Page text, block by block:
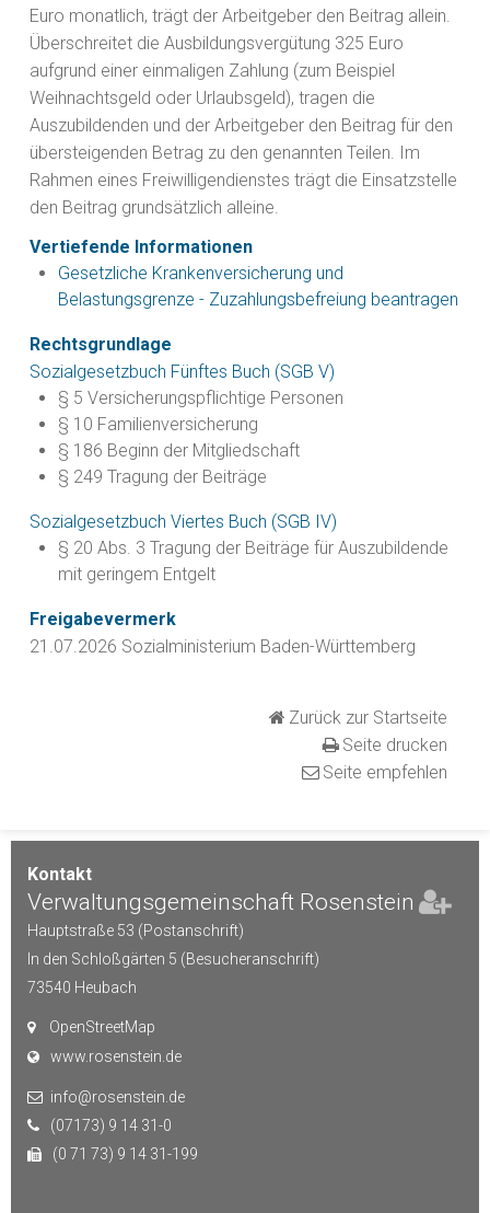
Kontakt
Verwaltungsgemeinschaft Rosenstein
Hauptstraße 53 (Postanschrift)
In den Schloßgärten 5 (Besucheranschrift)
73540 Heubach
OpenStreetMap
www.rosenstein.de
info@rosenstein.de
(07173) 9 14 31-0
(0 71 73) 9 14 31-199
Euro monatlich, trägt der Arbeitgeber den Beitrag allein.
Überschreitet die Ausbildungsvergütung 325 Euro
aufgrund einer einmaligen Zahlung (zum Beispiel
Weihnachtsgeld oder Urlaubsgeld), tragen die
Auszubildenden und der Arbeitgeber den Beitrag für den
übersteigenden Betrag zu den genannten Teilen. Im
Rahmen eines Freiwilligendienstes trägt die Einsatzstelle
den Beitrag grundsätzlich alleine.
Vertiefende Informationen
Gesetzliche Krankenversicherung und
Belastungsgrenze - Zuzahlungsbefreiung beantragen
Rechtsgrundlage
Sozialgesetzbuch Fünftes Buch (SGB V)
§ 5 Versicherungspflichtige Personen
§ 10 Familienversicherung
§ 186 Beginn der Mitgliedschaft
§ 249 Tragung der Beiträge
Sozialgesetzbuch Viertes Buch (SGB IV)
§ 20 Abs. 3 Tragung der Beiträge für Auszubildende
mit geringem Entgelt
Freigabevermerk
21.07.2026 Sozialministerium Baden-Württemberg
Zurück zur Startseite
Seite drucken
Seite empfehlen